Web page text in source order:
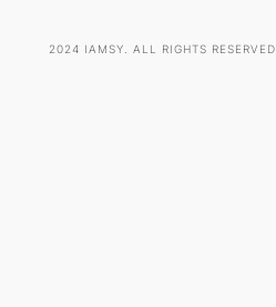
2024 IAMSY. ALL RIGHTS RESERVED.